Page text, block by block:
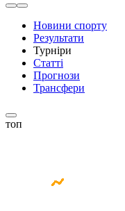
Новини спорту
Результати
Турніри
Статті
Прогнози
Трансфери
топ